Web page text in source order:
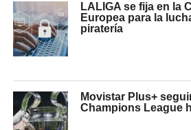
LALIGA se fija en la
Europea para la
piratería
Movistar Plus+
Champions League